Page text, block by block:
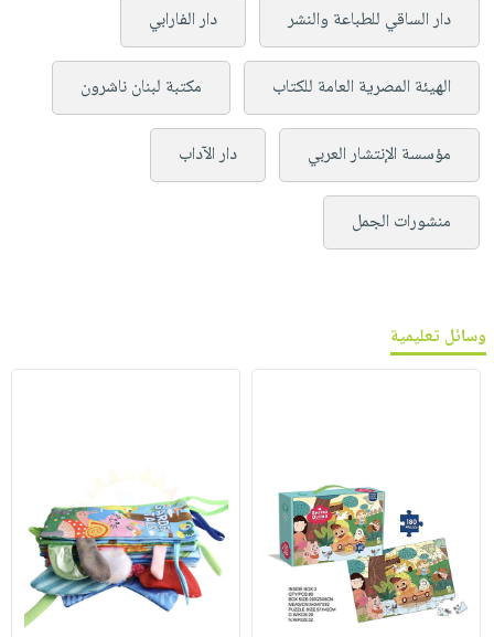
دار الساقي للطباعة والنشر دار الفارابي
الهيئة المصرية العامة للكتاب مكتبة لبنان ناشرون
مؤسسة الإنتشار العربي دار الآداب
منشورات الجمل
وسائل تعليمية